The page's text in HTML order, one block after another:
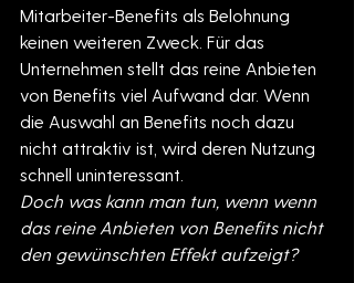
Mitarbeiter-Benefits als Belohnung
keinen weiteren Zweck. Für das
Unternehmen stellt das reine Anbieten
von Benefits viel Aufwand dar. Wenn
die Auswahl an Benefits noch dazu
nicht attraktiv ist, wird deren Nutzung
schnell uninteressant.
Doch was kann man tun, wenn wenn
das reine Anbieten von Benefits nicht
den gewünschten Effekt aufzeigt?